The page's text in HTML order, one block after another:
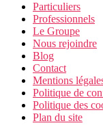
Particuliers
Professionnels
Le Groupe
Nous rejoindre
Blog
Contact
Mentions
Politique de
Politique des
Plan du site